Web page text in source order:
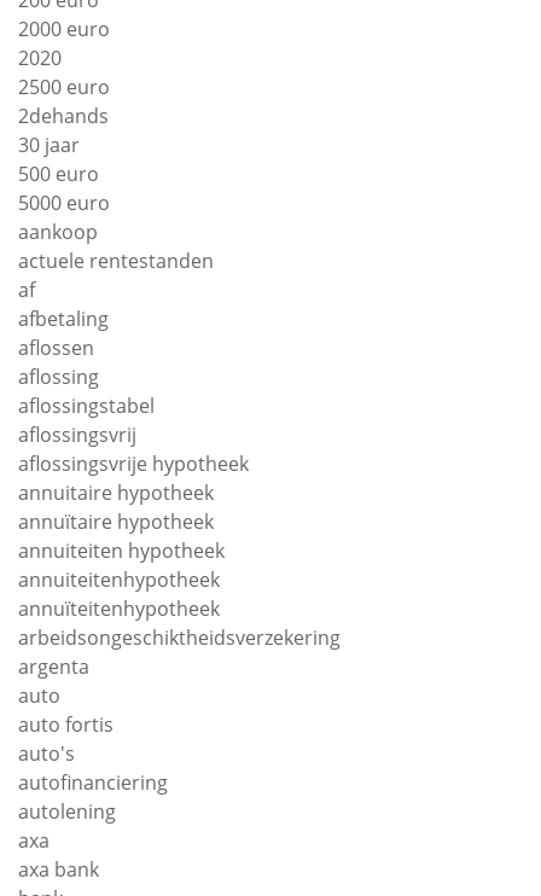
2000 euro
2020
2500 euro
2dehands
30 jaar
500 euro
5000 euro
aankoop
actuele rentestanden
af
afbetaling
aflossen
aflossing
aflossingstabel
aflossingsvrij
aflossingsvrije hypotheek
annuitaire hypotheek
annuïtaire hypotheek
annuiteiten hypotheek
annuiteitenhypotheek
annuïteitenhypotheek
arbeidsongeschiktheidsverzekering
argenta
auto
auto fortis
auto's
autofinanciering
autolening
axa
axa bank